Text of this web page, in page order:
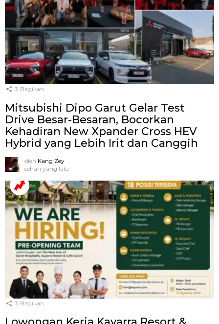
3 Bagikan
Mitsubishi Dipo Garut Gelar Test
Drive Besar-Besaran, Bocorkan
Kehadiran New Xpander Cross HEV
Hybrid yang Lebih Irit dan Canggih
oleh Kang Zey
sehari yang lalu
3 Bagikan